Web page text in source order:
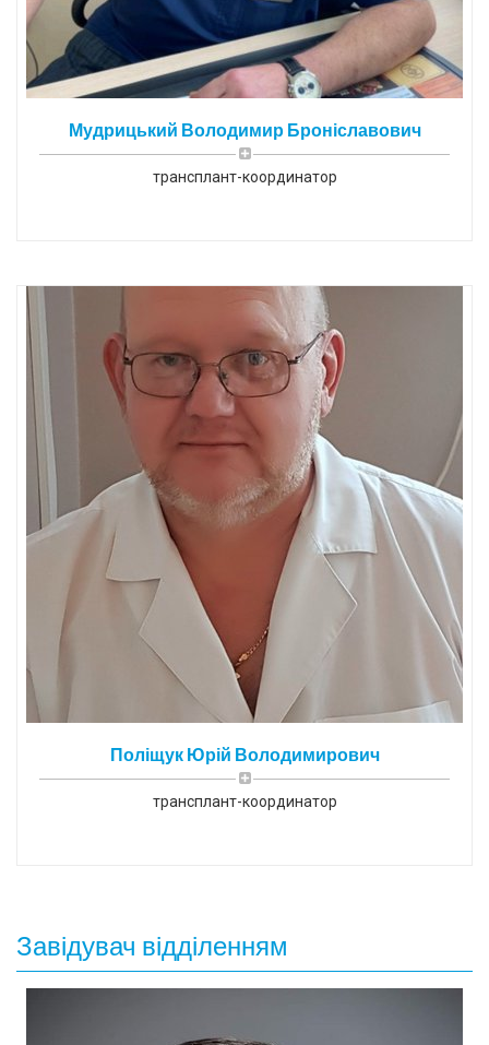
Мудрицький Володимир Броніславович
трансплант-координатор
Поліщук Юрій Володимирович
трансплант-координатор
Завідувач відділенням